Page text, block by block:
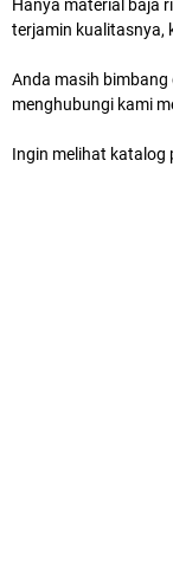
Hanya material baja
terjamin kualitasnya,
Anda masih
menghubungi kami
Ingin melihat katalog